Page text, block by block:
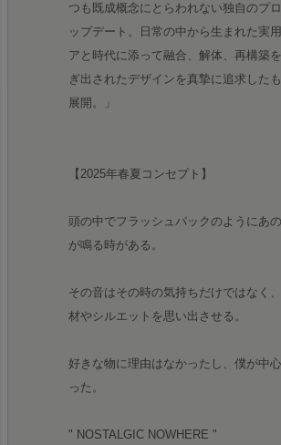
つも既成概念にとらわれない独自のプ
ップデート。日常の中から生まれた実
アと時代に添って融合、解体、再構築
ぎ出されたデザインを真摯に追求した
展開。」
【2025年春夏コンセプト】
頭の中でフラッシュバックのようにあ
が鳴る時がある。
その音はその時の気持ちだけではなく
材やシルエットを思い出させる。
好きな物に理由はなかったし、僕が中
った。
" NOSTALGIC NOWHERE "